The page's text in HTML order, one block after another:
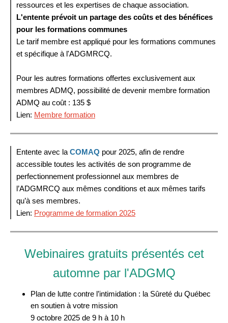
ressources et les expertises de chaque association.
L'entente prévoit un partage des coûts et des bénéfices
pour les formations communes
Le tarif membre est appliqué pour les formations communes
et spécifique à l'ADGMRCQ.
Pour les autres formations offertes exclusivement aux
membres ADMQ, possibilité de devenir membre formation
ADMQ au coût : 135 $
Lien: Membre formation
Entente avec la COMAQ pour 2025, afin de rendre
accessible toutes les activités de son programme de
perfectionnement professionnel aux membres de
l’ADGMRCQ aux mêmes conditions et aux mêmes tarifs
qu’à ses membres.
Lien: Programme de formation 2025
Webinaires gratuits présentés cet
automne par l'ADGMQ
Plan de lutte contre l’intimidation : la Sûreté du Québec
en soutien à votre mission
9 octobre 2025 de 9 h à 10 h